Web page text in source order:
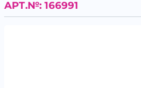
АРТ.№: 166991